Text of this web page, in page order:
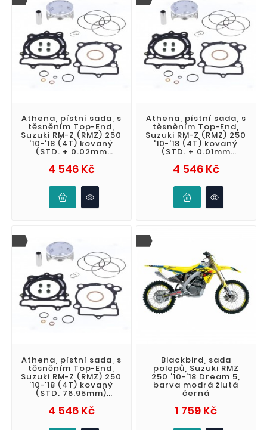
Athena, pístní sada, s
těsněním Top-End,
Suzuki RM-Z (RMZ) 250
'10-'18 (4T) kovaný
(STD. + 0.02mm
4 546 KčCena
Athena, pístní sada, s
těsněním Top-End,
Suzuki RM-Z (RMZ) 250
'10-'18 (4T) kovaný
(STD. + 0.01mm
4 546 KčCena
Athena, pístní sada, s
těsněním Top-End,
Suzuki RM-Z (RMZ) 250
'10-'18 (4T) kovaný
(STD. 76.95mm)
4 546 KčCena
Blackbird, sada
polepů, Suzuki RMZ
250 '10-'18 Dream 5,
barva modrá žlutá
černá
1 759 KčCena